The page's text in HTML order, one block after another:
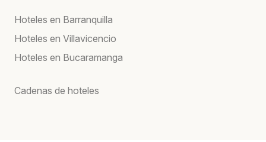
Hoteles en Barranquilla
Hoteles en Villavicencio
Hoteles en Bucaramanga
Cadenas de hoteles